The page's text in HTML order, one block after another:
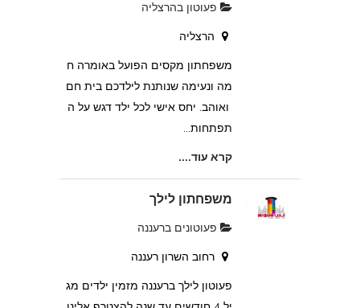
פעוטון בהרצליה
הרצליה
משפחתון מקסים הפועל באומרה ח
מה ונעימה שנותנת לילדכם בית חם
ואוהב. יחס אישי לכל ילד דגש על ה
תפתחות...
קרא עוד....
משפחתון לילך
פעוטונים ברעננה
רחוב השרון רעננה
פעוטון לילך ברעננה מזמין ילדים מג